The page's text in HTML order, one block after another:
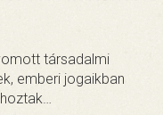
társadalmi
emberi jogaikban